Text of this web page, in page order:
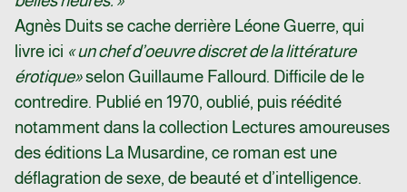
Agnès Duits se cache derrière Léone Guerre, qui
livre ici « un chef d’oeuvre discret de la littérature
érotique»selon Guillaume Fallourd. Difficile de le
contredire. Publié en 1970, oublié, puis réédité
notamment dans la collection Lectures amoureuses
des éditions La Musardine, ce roman est une
déflagration de sexe, de beauté et d’intelligence.